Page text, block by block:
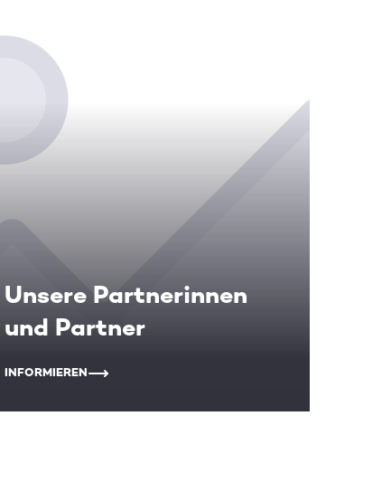
Unsere Partnerinnen
und Partner
INFORMIEREN